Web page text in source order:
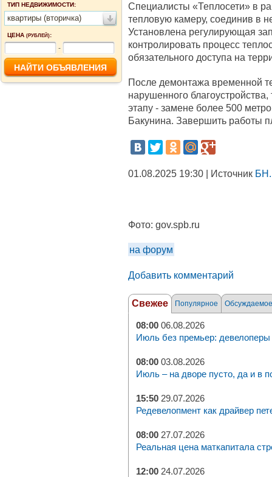
ТИП НЕДВИЖИМОСТИ:
квартиры (вторичка)
ЦЕНА (РУБЛЕЙ):
-
Специалисты «Теплосети» в
тепловую камеру, соединив в
Установлена регулирующая
контролировать процесс
обязательного доступа на
После демонтажа временной
нарушенного
этапу - замене более 500
Бакунина. Завершить работы
01.08.2025 19:30 | Источник
Фото: gov.spb.ru
на форум
Добавить комментарий
Свежее Популярное Обсуждаемое
08:00 06.08.2026
Июль без премьер: девелоперы
08:00 03.08.2026
Июль – на дворе пусто, да и в
15:50 29.07.2026
Редевелопмент как драйвер
08:00 27.07.2026
Реальная цена маткапитала
12:00 24.07.2026